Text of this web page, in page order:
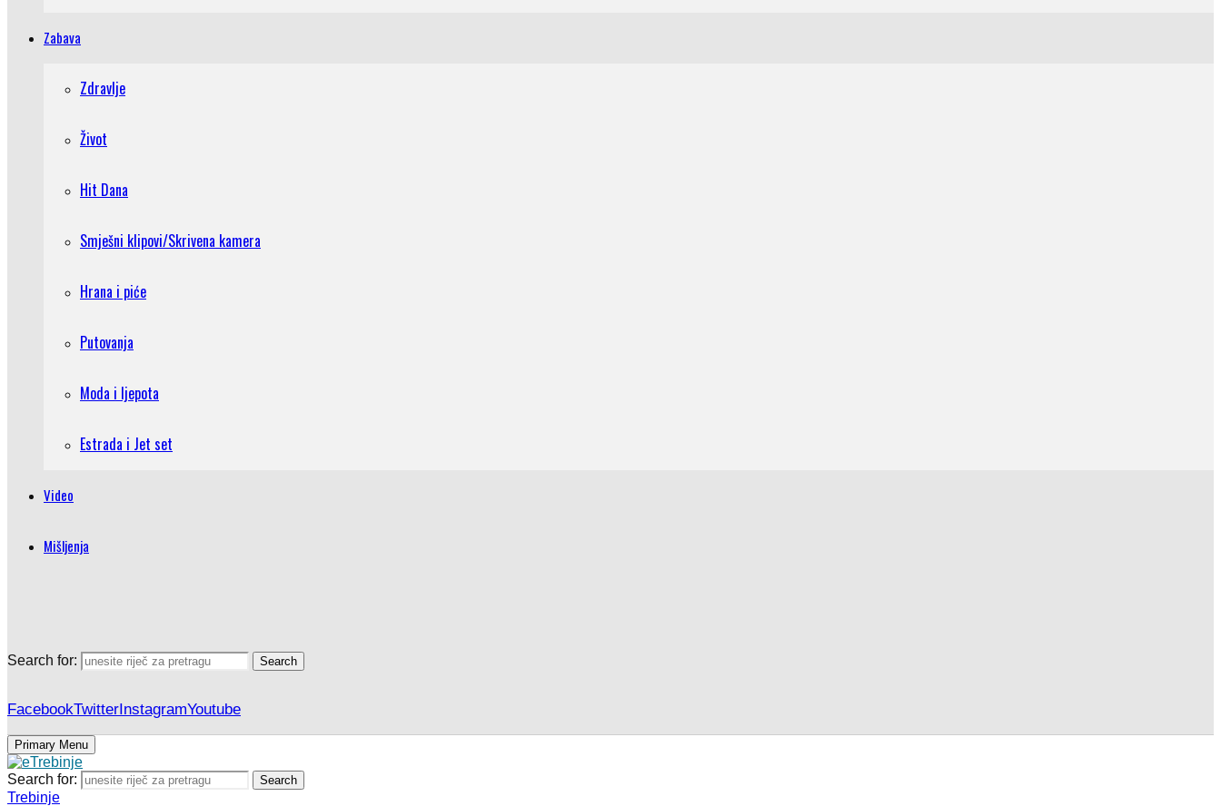
Zabava
Zdravlje
Život
Hit Dana
Smješni klipovi/Skrivena kamera
Hrana i piće
Putovanja
Moda i ljepota
Estrada i Jet set
Video
Mišljenja
Search for: Search
FacebookTwitterInstagramYoutube
Primary Menu
Search for: Search
Trebinje